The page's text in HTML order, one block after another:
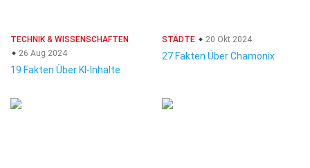
TECHNIK & WISSENSCHAFTEN
26 Aug 2024
19 Fakten Über KI-Inhalte
STÄDTE 20 Okt 2024
27 Fakten Über Chamonix